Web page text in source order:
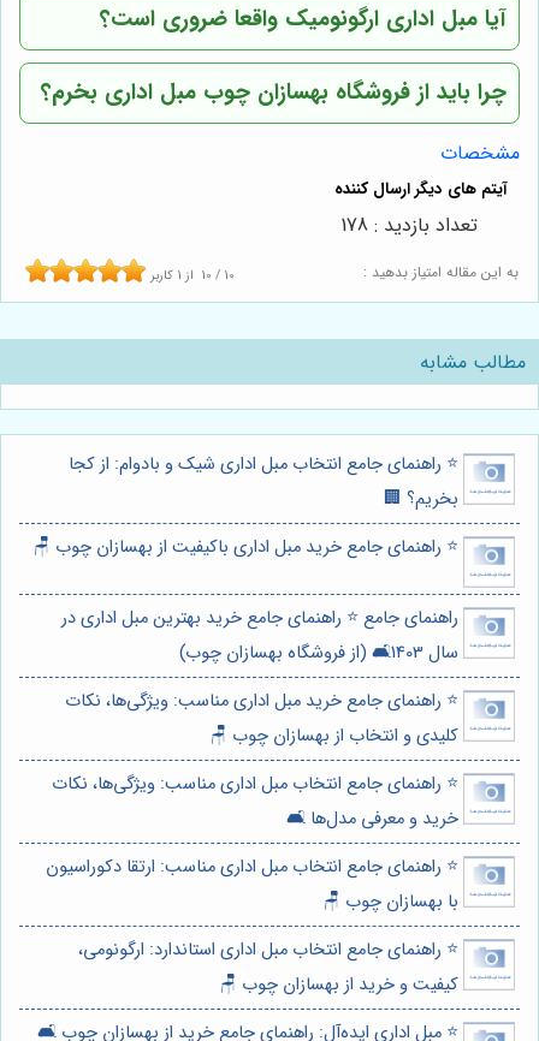
آیا مبل اداری ارگونومیک واقعا ضروری است؟
چرا باید ازفروشگاه بهسازان چوب مبل اداری بخرم؟
مشخصات
به این مقاله امتیاز بدهید : 10 / 10 از 1 کاربر
تعداد بازدید : 178
مطالب مشابه
⭐️ راهنمای جامع انتخاب مبل اداری شیک و بادوام: از کجا
بخریم؟ 🏢
⭐️ راهنمای جامع خرید مبل اداری باکیفیت از بهسازان چوب 🪑
راهنمای جامع ⭐️ راهنمای جامع خرید بهترین مبل اداری در
سال 1403🛋️ (از فروشگاه بهسازان چوب)
⭐️ راهنمای جامع خرید مبل اداری مناسب: ویژگی‌ها، نکات
کلیدی و انتخاب از بهسازان چوب 🪑
⭐️ راهنمای جامع انتخاب مبل اداری مناسب: ویژگی‌ها، نکات
خرید و معرفی مدل‌ها 🛋️
⭐️ راهنمای جامع انتخاب مبل اداری مناسب: ارتقا دکوراسیون
با بهسازان چوب 🪑
⭐️ راهنمای جامع انتخاب مبل اداری استاندارد: ارگونومی،
کیفیت و خرید از بهسازان چوب 🪑
⭐️ مبل اداری ایده‌آل: راهنمای جامع خرید از بهسازان چوب 🛋️